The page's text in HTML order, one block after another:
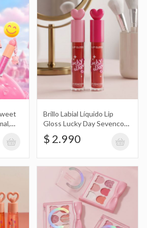
de Animal, Oso, Conejo con Orejas
$ 3.990
Brillo Labial Líquido Lip Gloss Lucky Day
Sevencool Makeup
$ 2.990
Brillo Labial Líquido Happy Lips Corazón
Sevencool Makeup
Brillo Labial Líquido Lip
Gloss Lucky Day Sevencool
Makeup
$ 2.990